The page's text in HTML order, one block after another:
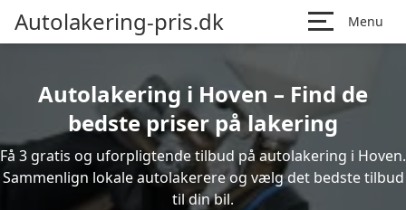
Autolakering-pris.dk Menu
Autolakering i Hoven – Find de
bedste priser på lakering
Få 3 gratis og uforpligtende tilbud på autolakering i Hoven.
Sammenlign lokale autolakerere og vælg det bedste tilbud
til din bil.